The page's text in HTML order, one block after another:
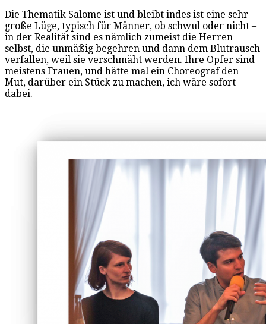
Die Thematik Salome ist und bleibt indes ist eine sehr
große Lüge, typisch für Männer, ob schwul oder nicht –
in der Realität sind es nämlich zumeist die Herren
selbst, die unmäßig begehren und dann dem Blutrausch
verfallen, weil sie verschmäht werden. Ihre Opfer sind
meistens Frauen, und hätte mal ein Choreograf den
Mut, darüber ein Stück zu machen, ich wäre sofort
dabei.